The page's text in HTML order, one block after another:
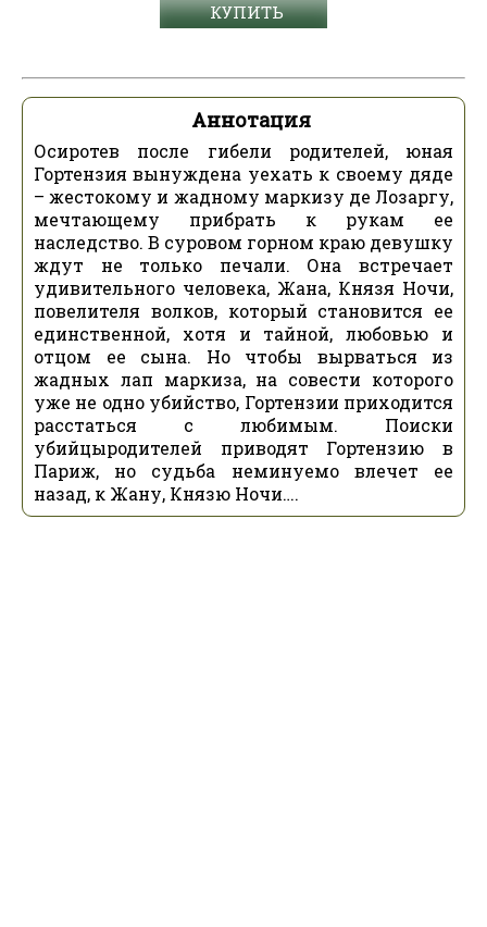
КУПИТЬ
Аннотация
Осиротев после гибели родителей, юная
Гортензия вынуждена уехать к своему дяде
– жестокому и жадному маркизу де Лозаргу,
мечтающему прибрать к рукам ее
наследство. В суровом горном краю девушку
ждут не только печали. Она встречает
удивительного человека, Жана, Князя Ночи,
повелителя волков, который становится ее
единственной, хотя и тайной, любовью и
отцом ее сына. Но чтобы вырваться из
жадных лап маркиза, на совести которого
уже не одно убийство, Гортензии приходится
расстаться с любимым. Поиски
убийцыродителей приводят Гортензию в
Париж, но судьба неминуемо влечет ее
назад, к Жану, Князю Ночи….